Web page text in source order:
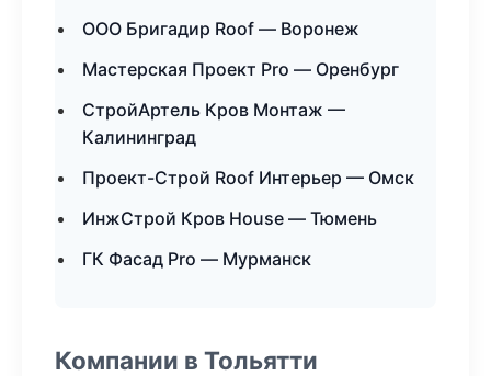
ООО Бригадир Roof — Воронеж
Мастерская Проект Pro — Оренбург
СтройАртель Кров Монтаж —
Калининград
Проект-Строй Roof Интерьер — Омск
ИнжСтрой Кров House — Тюмень
ГК Фасад Pro — Мурманск
Компании в Тольятти